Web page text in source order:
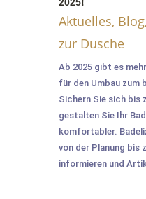
Aktuelles, Blog,
zur Dusche
Ab 2025 gibt es
für den Umbau zum
Sichern Sie sich bis
gestalten Sie Ihr
komfortabler.
von der Planung bis
informieren und